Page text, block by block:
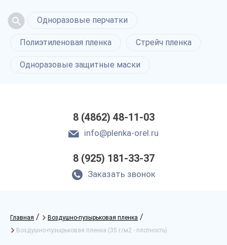
Одноразовые перчатки
Полиэтиленовая пленка Стрейч пленка
Одноразовые защитные маски
8 (4862) 48-11-03
info@plenka-orel.ru
8 (925) 181-33-37
Заказать звонок
Главная / Воздушно-пузырьковая пленка /
Воздушно-пузырьковая пленка (35 г/м2 - плотность)